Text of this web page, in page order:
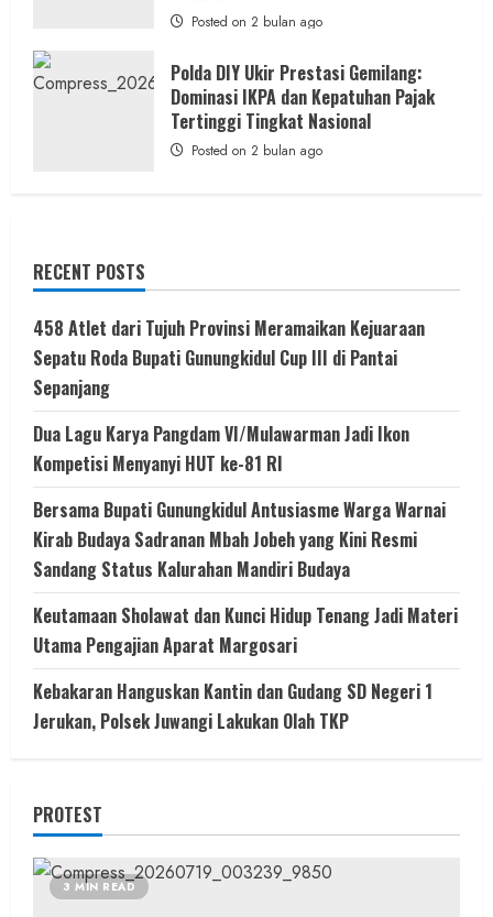
Posted on 2 bulan ago
Polda DIY Ukir Prestasi Gemilang:
Dominasi IKPA dan Kepatuhan Pajak
Tertinggi Tingkat Nasional
Posted on 2 bulan ago
RECENT POSTS
458 Atlet dari Tujuh Provinsi Meramaikan Kejuaraan
Sepatu Roda Bupati Gunungkidul Cup III di Pantai
Sepanjang
Dua Lagu Karya Pangdam VI/Mulawarman Jadi Ikon
Kompetisi Menyanyi HUT ke-81 RI
Bersama Bupati Gunungkidul Antusiasme Warga Warnai
Kirab Budaya Sadranan Mbah Jobeh yang Kini Resmi
Sandang Status Kalurahan Mandiri Budaya
Keutamaan Sholawat dan Kunci Hidup Tenang Jadi Materi
Utama Pengajian Aparat Margosari
Kebakaran Hanguskan Kantin dan Gudang SD Negeri 1
Jerukan, Polsek Juwangi Lakukan Olah TKP
PROTEST
3 MIN READ